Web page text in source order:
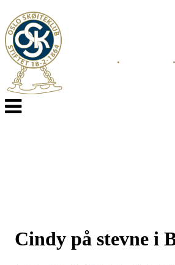
Veksle
navigasjon
Cindy på stevne i